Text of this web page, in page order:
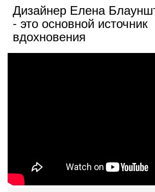
Дизайнер Елена
- это основной источник
вдохновения